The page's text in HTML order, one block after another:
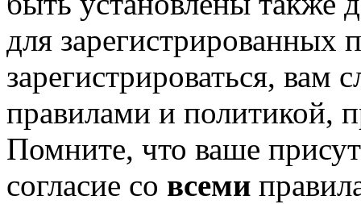
для зарегистрированных
зарегистрироваться, вам
правилами и политикой,
Помните, что ваше
согласие со всеми